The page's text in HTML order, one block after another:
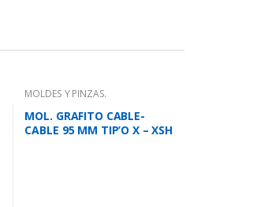
MOLDES Y PINZAS.
MOL. GRAFITO CABLE-
CABLE 95 MM TIP’O X – XSH